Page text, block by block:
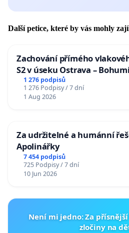
Další petice, které by vás mohly
Zachování přímého
S2 v úseku Ostrava –
u Jablunkova
1 276 podpisů
1 276 Podpisy / 7 dní
1 Aug 2026
Za udržitelné a humánní
Apolinářky
7 454 podpisů
725 Podpisy / 7 dní
10 Jun 2026
Není mi jedno: Za
zločiny na